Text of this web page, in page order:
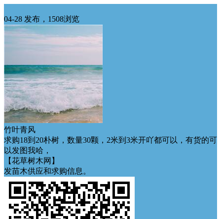
04-28 发布，1508浏览
竹叶青风
求购18到20朴树，数量30颗，2米到3米开吖都可以，有货的可
以发图我哈，
【花草树木网】
发苗木供应和求购信息。